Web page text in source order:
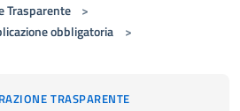
Trasparente
>
obbligatoria
>
TRASPARENTE